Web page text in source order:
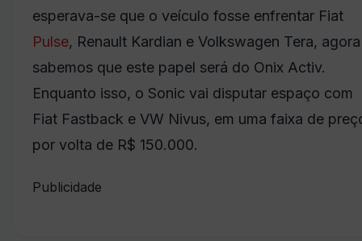
esperava-se que o veículo fosse enfrentar Fiat
Pulse, Renault Kardian e Volkswagen Tera, agora
sabemos que este papel será do Onix Activ.
Enquanto isso, o Sonic vai disputar espaço com
Fiat Fastback e VW Nivus, em uma faixa de
por volta de R$ 150.000.
Publicidade